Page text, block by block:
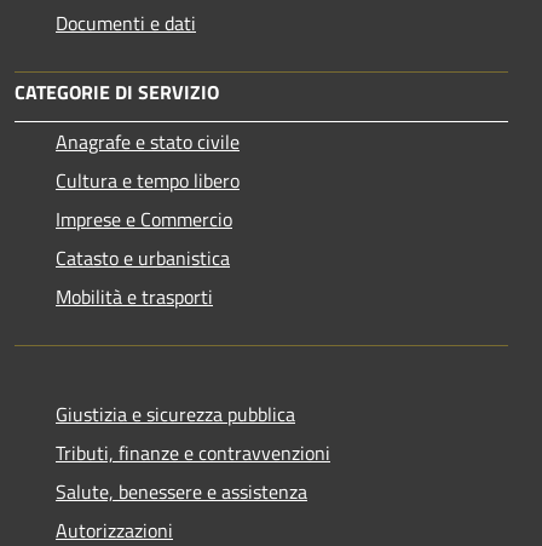
Documenti e dati
CATEGORIE DI SERVIZIO
Anagrafe e stato civile
Cultura e tempo libero
Imprese e Commercio
Catasto e urbanistica
Mobilità e trasporti
Giustizia e sicurezza pubblica
Tributi, finanze e contravvenzioni
Salute, benessere e assistenza
Autorizzazioni